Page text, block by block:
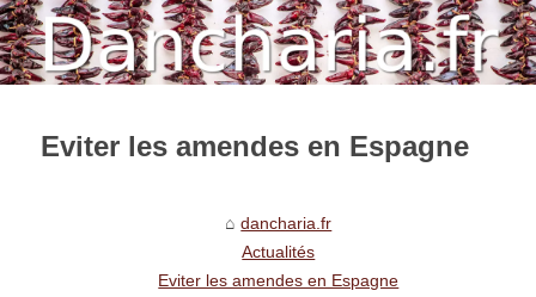
Eviter les amendes en Espagne
dancharia.fr
Actualités
Eviter les amendes en Espagne